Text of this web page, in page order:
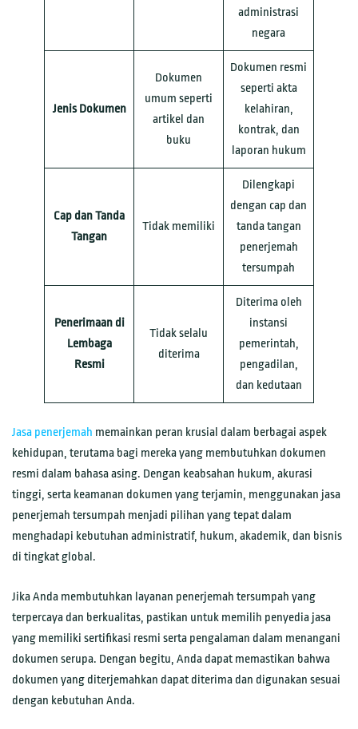
administrasi
negara
Jenis Dokumen
Dokumen
umum seperti
artikel dan
buku
Dokumen resmi
seperti akta
kelahiran,
kontrak, dan
laporan hukum
Cap dan Tanda
Tangan
Tidak memiliki
Dilengkapi
dengan cap dan
tanda tangan
penerjemah
tersumpah
Penerimaan di
Lembaga
Resmi
Tidak selalu
diterima
Diterima oleh
instansi
pemerintah,
pengadilan,
dan kedutaan
Jasa penerjemah memainkan peran krusial dalam berbagai aspek
kehidupan, terutama bagi mereka yang membutuhkan dokumen
resmi dalam bahasa asing. Dengan keabsahan hukum, akurasi
tinggi, serta keamanan dokumen yang terjamin, menggunakan jasa
penerjemah tersumpah menjadi pilihan yang tepat dalam
menghadapi kebutuhan administratif, hukum, akademik, dan bisnis
di tingkat global.
Jika Anda membutuhkan layanan penerjemah tersumpah yang
terpercaya dan berkualitas, pastikan untuk memilih penyedia jasa
yang memiliki sertifikasi resmi serta pengalaman dalam menangani
dokumen serupa. Dengan begitu, Anda dapat memastikan bahwa
dokumen yang diterjemahkan dapat diterima dan digunakan sesuai
dengan kebutuhan Anda.